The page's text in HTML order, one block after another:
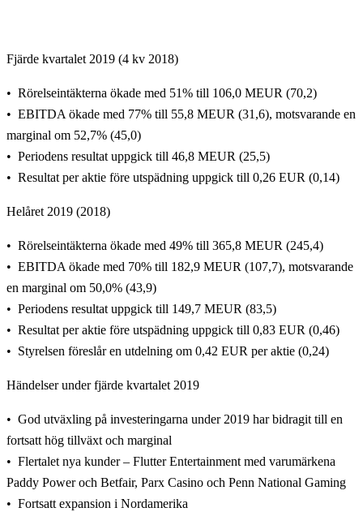
Fjärde kvartalet 2019 (4 kv 2018)
Rörelseintäkterna ökade med 51% till 106,0 MEUR (70,2)
EBITDA ökade med 77% till 55,8 MEUR (31,6), motsvarande en
marginal om 52,7% (45,0)
Periodens resultat uppgick till 46,8 MEUR (25,5)
Resultat per aktie före utspädning uppgick till 0,26 EUR (0,14)
Helåret 2019 (2018)
Rörelseintäkterna ökade med 49% till 365,8 MEUR (245,4)
EBITDA ökade med 70% till 182,9 MEUR (107,7), motsvarande
en marginal om 50,0% (43,9)
Periodens resultat uppgick till 149,7 MEUR (83,5)
Resultat per aktie före utspädning uppgick till 0,83 EUR (0,46)
Styrelsen föreslår en utdelning om 0,42 EUR per aktie (0,24)
Händelser under fjärde kvartalet 2019
God utväxling på investeringarna under 2019 har bidragit till en
fortsatt hög tillväxt och marginal
Flertalet nya kunder – Flutter Entertainment med varumärkena
Paddy Power och Betfair, Parx Casino och Penn National Gaming
Fortsatt expansion i Nordamerika